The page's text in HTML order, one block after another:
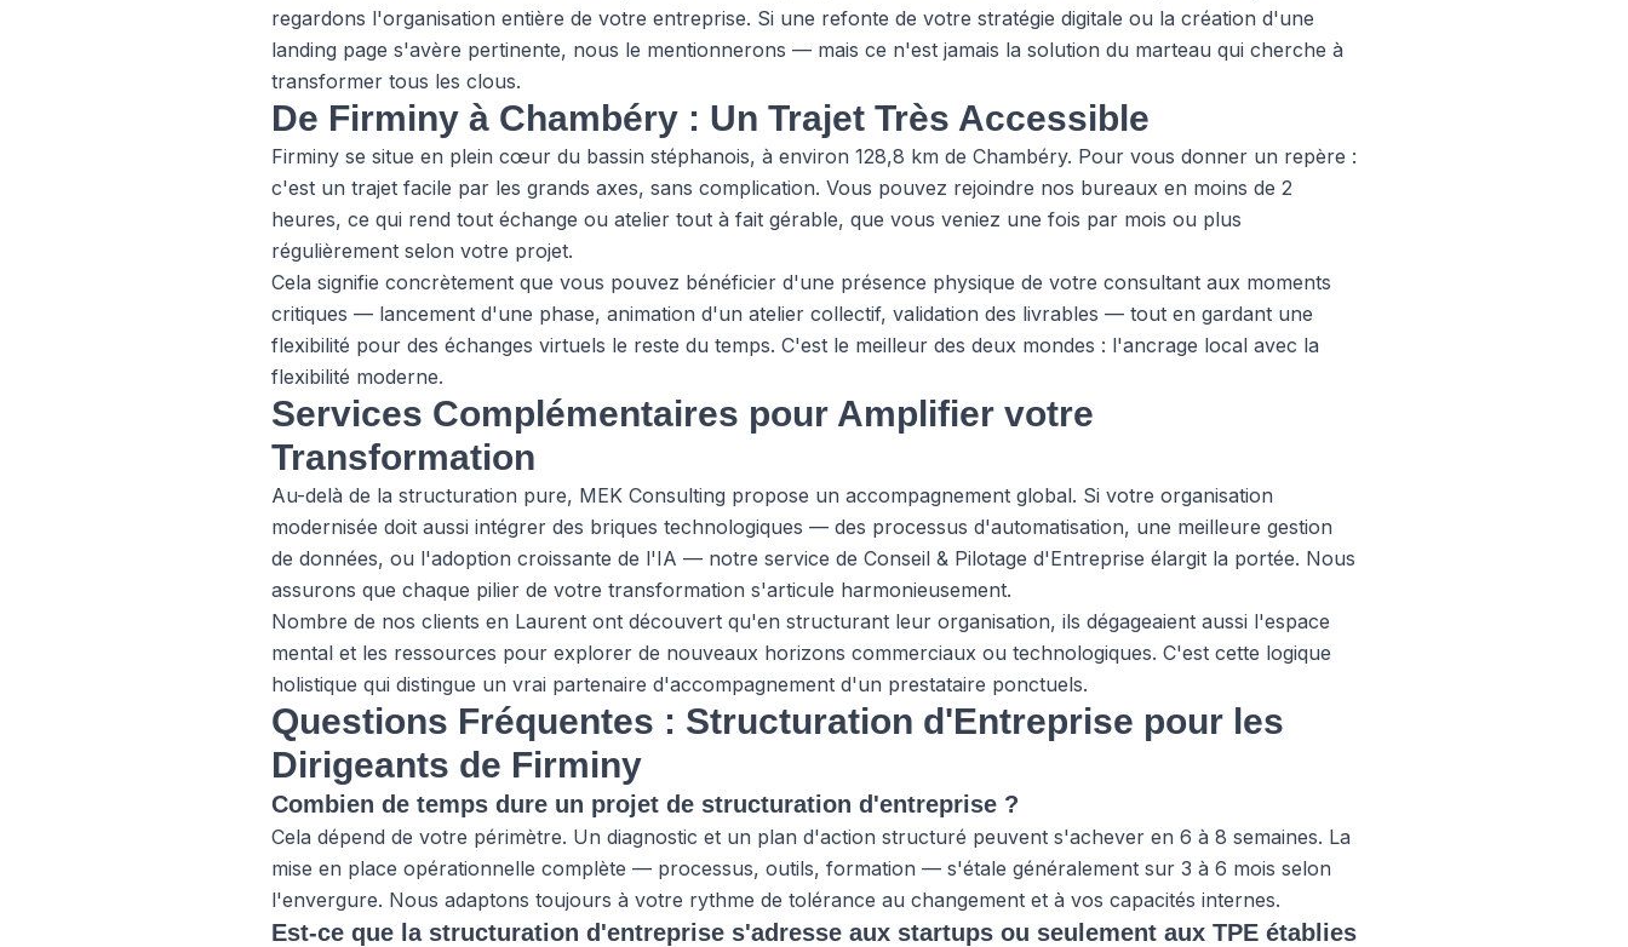
regardons l'organisation entière de votre entreprise. Si une refonte de votre stratégie digitale ou la création d'une
landing page s'avère pertinente, nous le mentionnerons — mais ce n'est jamais la solution du marteau qui cherche à
transformer tous les clous.
De Firminy à Chambéry : Un Trajet Très Accessible
Firminy se situe en plein cœur du bassin stéphanois, à environ 128,8 km de Chambéry. Pour vous donner un repère :
c'est un trajet facile par les grands axes, sans complication. Vous pouvez rejoindre nos bureaux en moins de 2
heures, ce qui rend tout échange ou atelier tout à fait gérable, que vous veniez une fois par mois ou plus
régulièrement selon votre projet.
Cela signifie concrètement que vous pouvez bénéficier d'une présence physique de votre consultant aux moments
critiques — lancement d'une phase, animation d'un atelier collectif, validation des livrables — tout en gardant une
flexibilité pour des échanges virtuels le reste du temps. C'est le meilleur des deux mondes : l'ancrage local avec la
flexibilité moderne.
Services Complémentaires pour Amplifier votre
Transformation
Au-delà de la structuration pure, MEK Consulting propose un accompagnement global. Si votre organisation
modernisée doit aussi intégrer des briques technologiques — des processus d'automatisation, une meilleure gestion
de données, ou l'adoption croissante de l'IA — notre service de Conseil & Pilotage d'Entreprise élargit la portée. Nous
assurons que chaque pilier de votre transformation s'articule harmonieusement.
Nombre de nos clients en Laurent ont découvert qu'en structurant leur organisation, ils dégageaient aussi l'espace
mental et les ressources pour explorer de nouveaux horizons commerciaux ou technologiques. C'est cette logique
holistique qui distingue un vrai partenaire d'accompagnement d'un prestataire ponctuels.
Questions Fréquentes : Structuration d'Entreprise pour les
Dirigeants de Firminy
Combien de temps dure un projet de structuration d'entreprise ?
Cela dépend de votre périmètre. Un diagnostic et un plan d'action structuré peuvent s'achever en 6 à 8 semaines. La
mise en place opérationnelle complète — processus, outils, formation — s'étale généralement sur 3 à 6 mois selon
l'envergure. Nous adaptons toujours à votre rythme de tolérance au changement et à vos capacités internes.
Est-ce que la structuration d'entreprise s'adresse aux startups ou seulement aux TPE établies